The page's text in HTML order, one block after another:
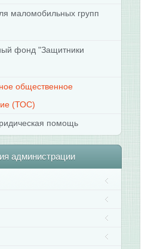
маломобильных групп
фонд "Защитники
общественное
(ТОС)
помощь
администрации